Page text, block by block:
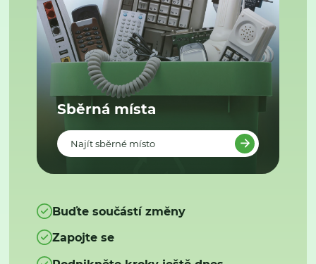
Sběrná místa
Najít sběrné místo
Buďte součástí změny
Zapojte se